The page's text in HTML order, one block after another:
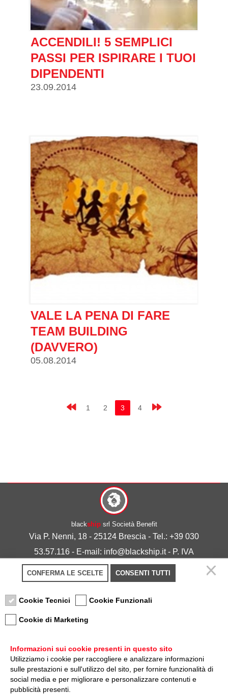
ACCENDILI! 5 SEMPLICI
PASSI PER ISPIRARE I TUOI
DIPENDENTI
23.09.2014
VALE LA PENA DI FARE
TEAM BUILDING
(DAVVERO)
05.08.2014
1 2 3 4
blackshipsrl Società Benefit
Via P. Nenni, 18 - 25124 Brescia - Tel.: +39 030
53.57.116 - E-mail: info@blackship.it - P. IVA
03492980986
Privacy policy-Cookie policy
Nota sulla Certificazione
CONFERMA LE SCELTE CONSENTI TUTTI
Cookie Tecnici Cookie Funzionali
Cookie di Marketing
Informazioni sui cookie presenti in questo sito
Utilizziamo i cookie per raccogliere e analizzare informazioni
sulle prestazioni e sull'utilizzo del sito, per fornire funzionalità di
social media e per migliorare e personalizzare contenuti e
pubblicità presenti.